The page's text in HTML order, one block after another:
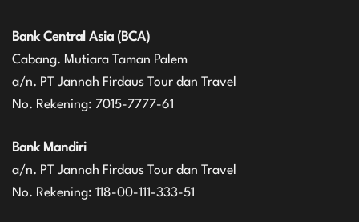
Bank Central Asia (BCA)
Cabang. Mutiara Taman Palem
a/n. PT Jannah Firdaus Tour dan Travel
No. Rekening: 7015-7777-61
Bank Mandiri
a/n. PT Jannah Firdaus Tour dan Travel
No. Rekening: 118-00-111-333-51